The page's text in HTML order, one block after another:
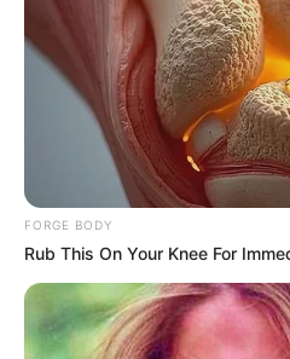
$20,000 In Personal Debt?
Every Single Month
JG WENTWORTH
FORGE BODY
Rub This On Your Knee For